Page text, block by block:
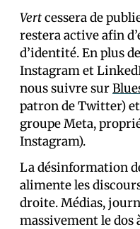
Vertcessera de
restera active afin
d’identité. En plus
Instagram et
nous suivre sur
patron de Twitter) et
groupe Meta,
Instagram).
La désinformation
alimente les
droite. Médias,
massivement le dos